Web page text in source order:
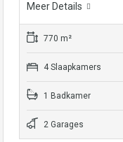
Meer Details
770 m²
4 Slaapkamers
1 Badkamer
2 Garages